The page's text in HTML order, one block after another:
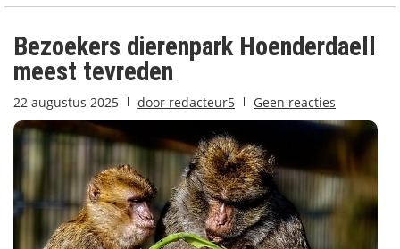
Bezoekers dierenpark Hoenderdaell
meest tevreden
22 augustus 2025 door redacteur5 Geen reacties